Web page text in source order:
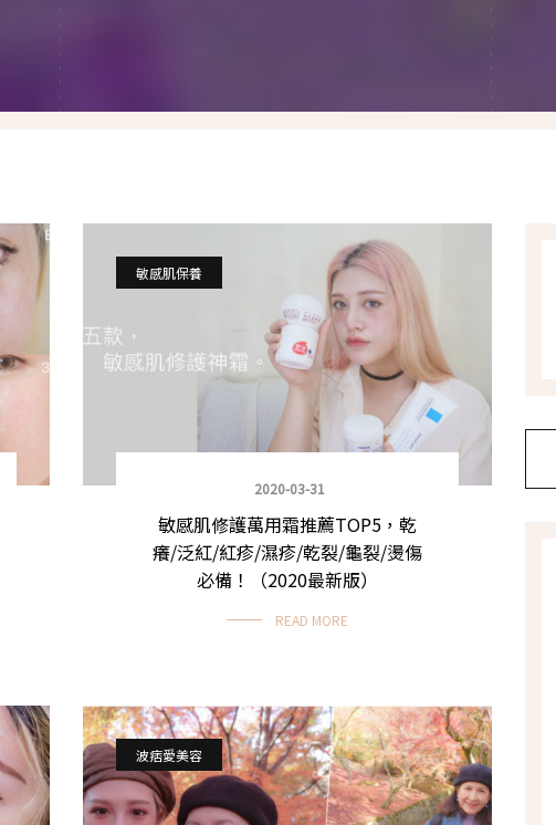
敏感肌保養
2020-03-31
敏感肌修護萬用霜推薦TOP5，乾
癢/泛紅/紅疹/濕疹/乾裂/龜裂/燙傷
必備！（2020最新版）
READ MORE
波痞愛美容